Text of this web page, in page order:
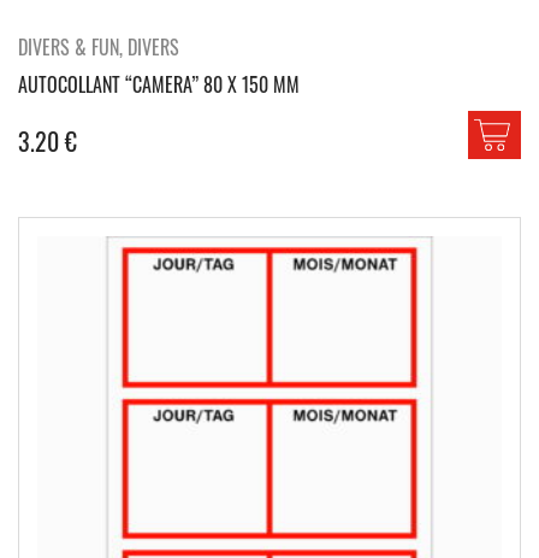
DIVERS & FUN, DIVERS
AUTOCOLLANT “CAMERA” 80 X 150 MM
3.20€